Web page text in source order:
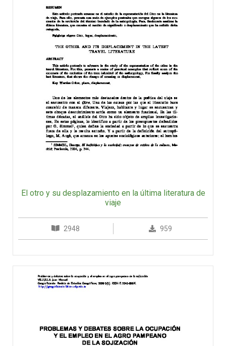
El otro y su desplazamiento en la última literatura de
viaje
2948 959